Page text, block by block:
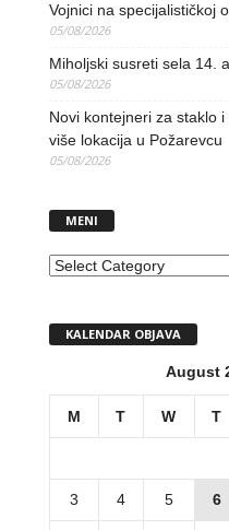
Vojnici na specijalističkoj
05/08/2026
Miholjski susreti sela 14.
05/08/2026
Novi kontejneri za staklo
više lokacija u Požarevcu
05/08/2026
MENI
MENI
KALENDAR OBJAVA
August
M T W T
3 4 5 6